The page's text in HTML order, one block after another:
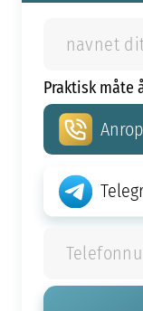
Praktisk måte
Anrop